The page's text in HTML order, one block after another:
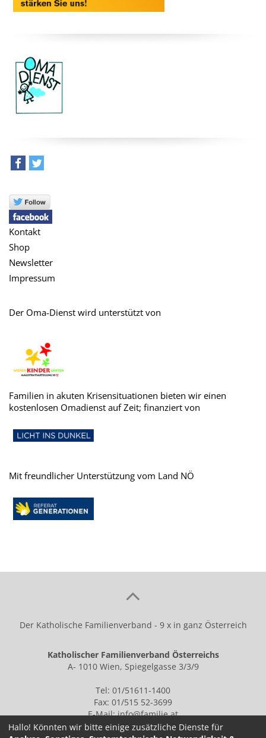
Kontakt
Shop
Newsletter
Impressum
Der Oma-Dienst wird unterstützt von
Familien in akuten Krisensituationen bieten wir einen
kostenlosen Omadienst auf Zeit; finanziert von
Mit freundlicher Unterstützung vom Land NÖ
Der Katholische Familienverband - 9 x in ganz Österreich
Katholischer Familienverband Österreichs
A- 1010 Wien, Spiegelgasse 3/3/9
Tel: 01/51611-1400
Fax: 01/515 52-3699
E-Mail:info@familie.at
Hallo! Könnten wir bitte einige zusätzliche Dienste für